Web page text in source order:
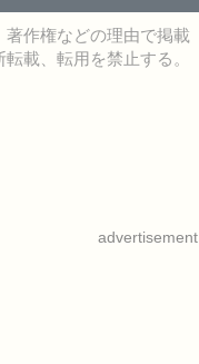
作権などの理由で掲載
載、転用を禁止する。
advertisement